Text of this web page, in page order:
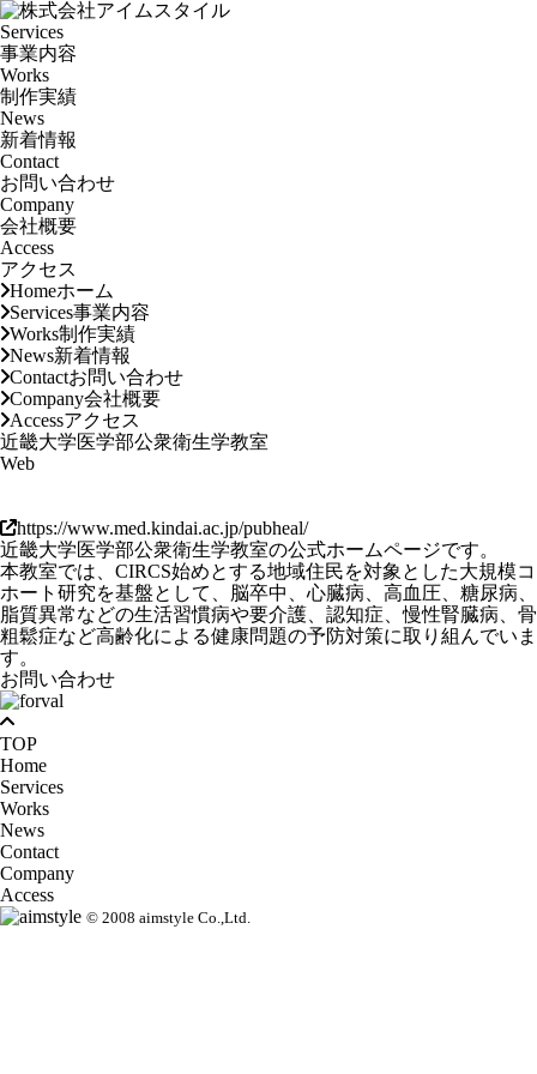
Services
事業内容
Works
制作実績
News
新着情報
Contact
お問い合わせ
Company
会社概要
Access
アクセス
Homeホーム
Services事業内容
Works制作実績
News新着情報
Contactお問い合わせ
Company会社概要
Accessアクセス
近畿大学医学部公衆衛生学教室
Web
https://www.med.kindai.ac.jp/pubheal/
近畿大学医学部公衆衛生学教室の公式ホームページです。
本教室では、CIRCS始めとする地域住民を対象とした大規模コ
ホート研究を基盤として、脳卒中、心臓病、高血圧、糖尿病、
脂質異常などの生活習慣病や要介護、認知症、慢性腎臓病、骨
粗鬆症など高齢化による健康問題の予防対策に取り組んでいま
す。
お問い合わせ
TOP
Home
Services
Works
News
Contact
Company
Access
© 2008 aimstyle Co.,Ltd.